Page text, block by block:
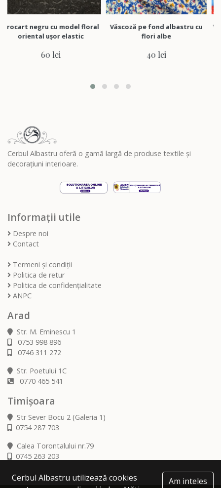
cu model floral
ușor elastic
Văscoză pe fond albastru cu
flori albe
Vâscoză
Cerbul Albastru oferă o gamă largă de produse textile și
decorațiuni interioare.
Informații utile
Despre noi
Contact
Termeni și condiții
Politica de retur
Politica de confidențialitate
ANPC
Arad
Str. M. Eminescu 1
0753 998 896
0746 311 272
Str. Poetului 1C
0770 465 541
Timișoara
Str Sever Bocu 2 (Galeria 1)
0754 287 703
Calea Torontalului nr.79
0745 263 203
Am inteles
Cerbul Albastru utilizează cookies